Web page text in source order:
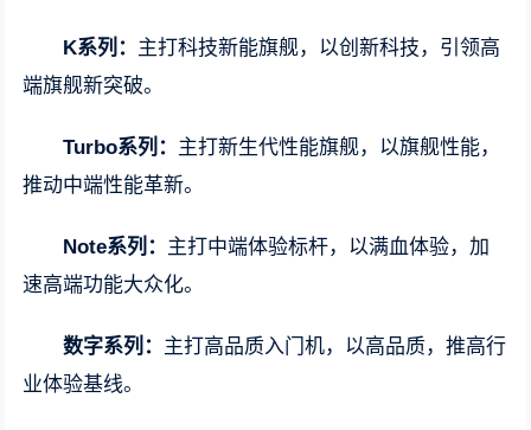
K系列： 主打科技新能旗舰，以创新科技，引领高
端旗舰新突破。
Turbo系列： 主打新生代性能旗舰，以旗舰性能，
推动中端性能革新。
Note系列： 主打中端体验标杆，以满血体验，加
速高端功能大众化。
数字系列： 主打高品质入门机，以高品质，推高行
业体验基线。